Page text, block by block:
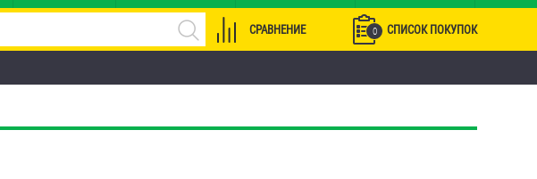
0 СПИСОК ПОКУПОК
СРАВНЕНИЕ